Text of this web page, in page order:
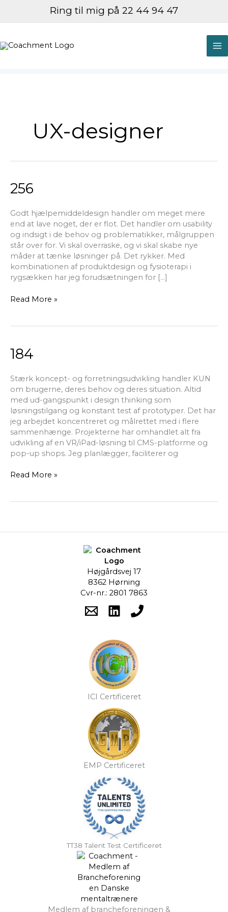
Ring til mig på 22 44 94 47
UX-designer
256
Godt hjælpemiddeldesign handler om meget mere
end at lave noget, der er flot. Det handler om usability
og indsigt i de behov og problematikker, målgruppen
står over for. Vi skal overraske, og vi skal skabe nye
måder at tænke løsninger på. Det rykker. Med
kombinationen af produktdesign og fysioterapi i
rygsækken har jeg forudsætningen for […]
256
Read More »
184
Stærk koncept- og forretningsudvikling handler KUN
om brugerne, deres behov og deres situation. Altid
med ud-gangspunkt i design thinking som
løsningstilgang og konstant test af prototyper. Det har
jeg arbejdet koncentreret og målrettet med i flere
sammenhænge. Projekterne har omhandlet alt fra
udvikling af en VR/iPad-løsning til CMS-platforme og
pop-up shops. Jeg planlægger, faciliterer og
184
Read More »
Højgårdsvej 17
8362 Hørning
Cvr-nr.: 2801 7863
ICI Certificeret
EMP Certificeret
TT38 Talent Test Certificeret
Medlem af brancheforeningen &